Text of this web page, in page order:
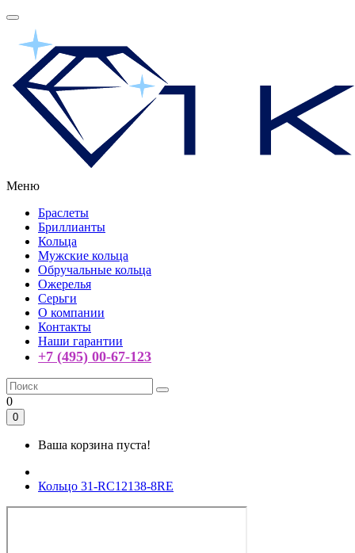
Меню
Браслеты
Бриллианты
Кольца
Мужские кольца
Обручальные кольца
Ожерелья
Серьги
О компании
Контакты
Наши гарантии
+7 (495) 00-67-123
0
0
Ваша корзина пуста!
Кольцо 31-RC12138-8RE